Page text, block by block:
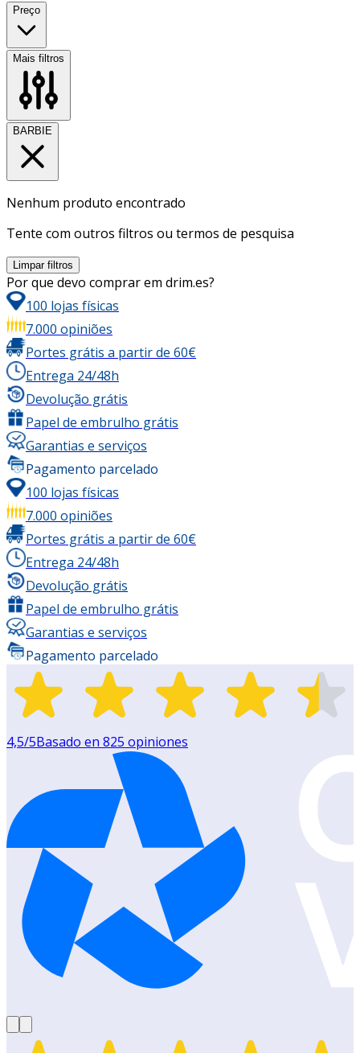
Preço
Mais filtros
BARBIE
Nenhum produto encontrado
Tente com outros filtros ou termos de pesquisa
Limpar filtros
Por que devo comprar em drim.es?
100 lojas físicas
7.000 opiniões
Portes grátis a partir de 60€
Entrega 24/48h
Devolução grátis
Papel de embrulho grátis
Garantias e serviços
Pagamento parcelado
100 lojas físicas
7.000 opiniões
Portes grátis a partir de 60€
Entrega 24/48h
Devolução grátis
Papel de embrulho grátis
Garantias e serviços
Pagamento parcelado
4,5/5Basado en 825 opiniones